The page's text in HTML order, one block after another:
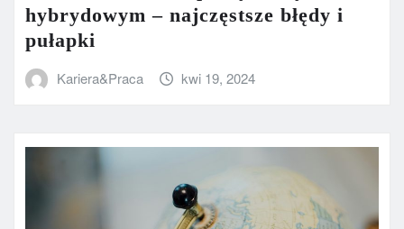
hybrydowym – najczęstsze błędy i
pułapki
Kariera&Praca kwi 19, 2024